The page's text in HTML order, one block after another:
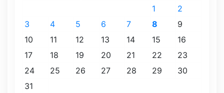
1
2
3
4 5 6 7 8
9
10
11 12 13 14 15
16
17
18 19 20 21 22
23
24
25 26 27 28 29
30
31